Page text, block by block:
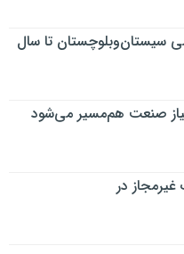
سیستان‌وبلوچستان تا سال
صنعت هم‌مسیر می‌شود
انشعاب غیرمجاز در